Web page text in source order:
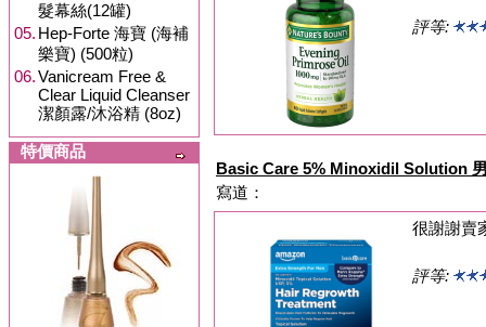
髮幕絲(12罐)
05. Hep-Forte 海寶 (海補
樂寶) (500粒)
06.Vanicream Free &
Clear Liquid Cleanser
潔顏露/沐浴精 (8oz)
特價商品
評等:
Basic Care 5% Minoxidil Solution
寫道：
很謝謝賣
評等: